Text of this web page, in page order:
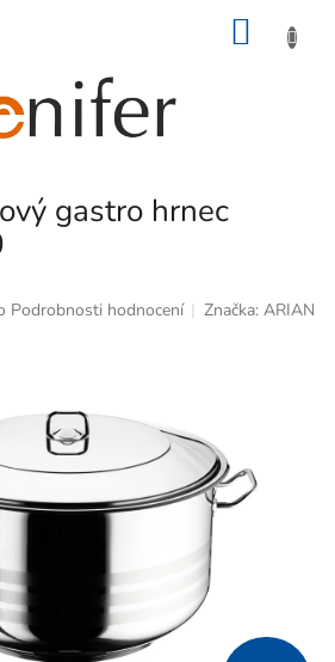
gastro hrnec
Podrobnosti hodnocení Značka:ARIAN